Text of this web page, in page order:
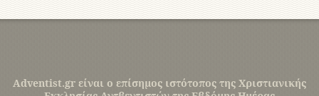
Adventist.gr είναι ο επίσημος ιστότοπος της Χριστιανικής